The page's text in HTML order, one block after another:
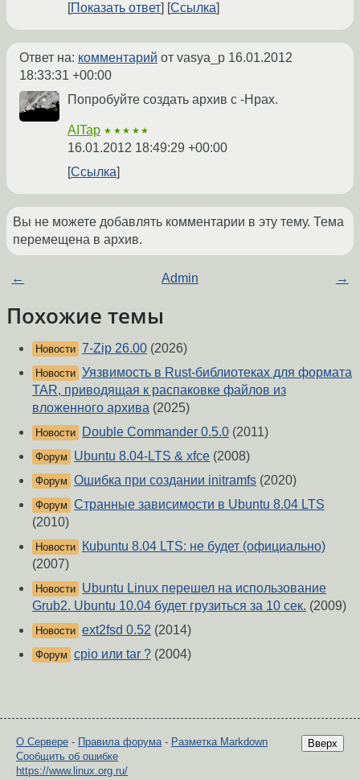
Показать ответ Ссылка
Ответ на: комментарий от vasya_p 16.01.2012
18:33:31 +00:00
Попробуйте создать архив с -Hpax.
AITap ★★★★★
16.01.2012 18:49:29 +00:00
Ссылка
Вы не можете добавлять комментарии в эту тему. Тема
перемещена в архив.
← Admin →
Похожие темы
Новости 7-Zip 26.00 (2026)
Новости Уязвимость в Rust-библиотеках для формата
TAR, приводящая к распаковке файлов из
вложенного архива (2025)
Новости Double Commander 0.5.0 (2011)
Форум Ubuntu 8.04-LTS & xfce (2008)
Форум Ошибка при создании initramfs (2020)
Форум Странные зависимости в Ubuntu 8.04 LTS
(2010)
Новости
Кubuntu 8.04 LTS: не будет (официально)
(2007)
Новости Ubuntu Linux перешел на использование
Grub2. Ubuntu 10.04 будет грузиться за 10 сек. (2009)
Новости ext2fsd 0.52 (2014)
Форум cpio или tar ? (2004)
Вверх
О Сервере - Правила форума- Разметка Markdown
Сообщить об ошибке
https://www.linux.org.ru/